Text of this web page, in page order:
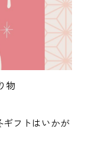
物
ギフトはいかが